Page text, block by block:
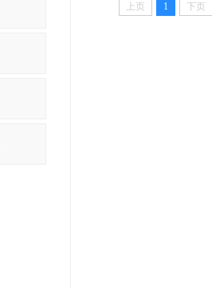
上页 1 下页